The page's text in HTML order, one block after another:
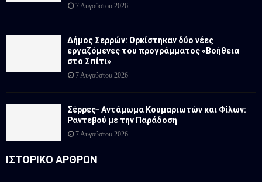
7 Αυγούστου 2026
Δήμος Σερρών: Ορκίστηκαν δύο νέες
εργαζόμενες του προγράμματος «Βοήθεια
στο Σπίτι»
7 Αυγούστου 2026
Σέρρες- Αντάμωμα Κουμαριωτών και Φίλων:
Ραντεβού με την Παράδοση
7 Αυγούστου 2026
ΙΣΤΟΡΙΚΟ ΑΡΘΡΩΝ